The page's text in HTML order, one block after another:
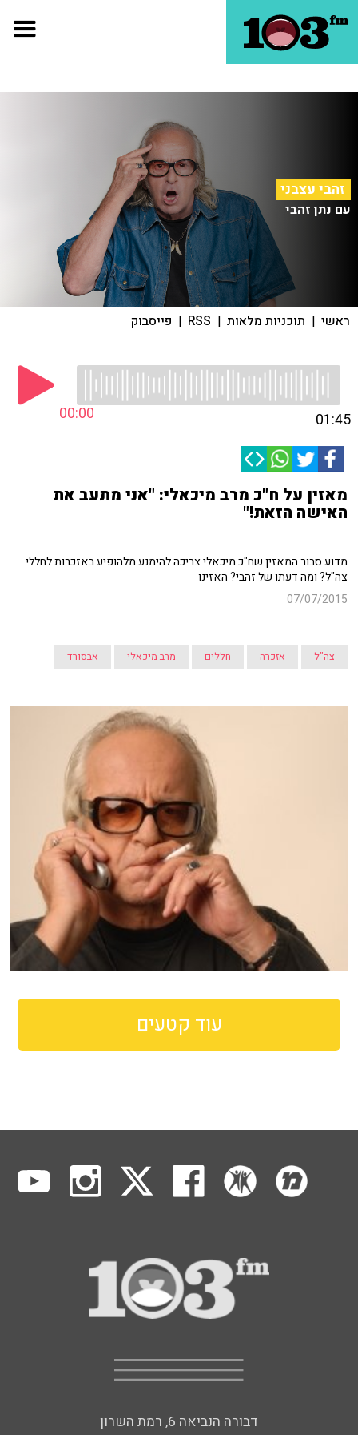
זהבי עצבני
עם נתן זהבי
ראשי | תוכניות מלאות |
RSS
| פייסבוק
00:00 01:45
מאזין על ח"כ מרב מיכאלי: "אני מתעב את
האישה הזאת!"
מדוע סבור המאזין שח"כ מיכאלי צריכה להימנע מלהופיע באזכרות לחללי
צה"ל? ומה דעתו של זהבי? האזינו
07/07/2015
צה"ל אזכרה חללים מרב מיכאלי אבסורד
עוד קטעים
דבורה הנביאה 6, רמת השרון